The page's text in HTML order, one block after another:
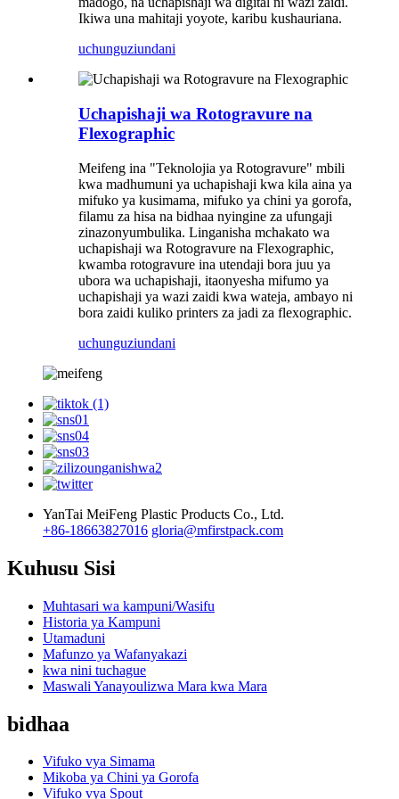
Ikiwa una mahitaji yoyote, karibu kushauriana.
uchunguziundani
Uchapishaji wa Rotogravure na
Flexographic
Meifeng ina "Teknolojia ya Rotogravure" mbili
kwa madhumuni ya uchapishaji kwa kila aina ya
mifuko ya kusimama, mifuko ya chini ya gorofa,
filamu za hisa na bidhaa nyingine za ufungaji
zinazonyumbulika. Linganisha mchakato wa
uchapishaji wa Rotogravure na Flexographic,
kwamba rotogravure ina utendaji bora juu ya
ubora wa uchapishaji, itaonyesha mifumo ya
uchapishaji ya wazi zaidi kwa wateja, ambayo ni
bora zaidi kuliko printers za jadi za flexographic.
uchunguziundani
YanTai MeiFeng Plastic Products Co., Ltd.
+86-18663827016 gloria@mfirstpack.com
Kuhusu Sisi
Muhtasari wa kampuni/Wasifu
Historia ya Kampuni
Utamaduni
Mafunzo ya Wafanyakazi
kwa nini tuchague
Maswali Yanayoulizwa Mara kwa Mara
bidhaa
Vifuko vya Simama
Mikoba ya Chini ya Gorofa
Vifuko vya Spout